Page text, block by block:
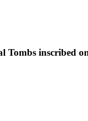
Tombs inscribed